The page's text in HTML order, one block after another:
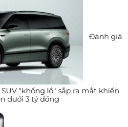
Đánh giá
SUV "khổng lồ" sắp ra mắt khiến
dưới 3 tỷ đồng